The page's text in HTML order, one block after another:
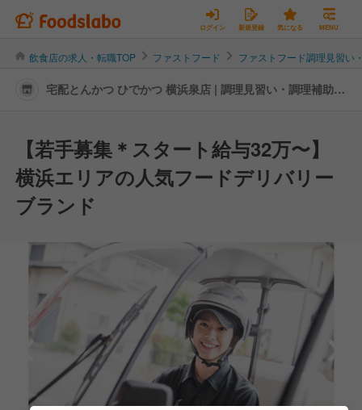
ログイン 新規登録 気になる MENU
飲食店の求人・転職TOP ファストフード ファストフード調理見習い
宅配とんかつ ひでかつ 横浜泉店 | 調理見習い・調理補助の
【若手募集＊スタート給与32万〜】
横浜エリアの人気フードデリバリー
ブランド